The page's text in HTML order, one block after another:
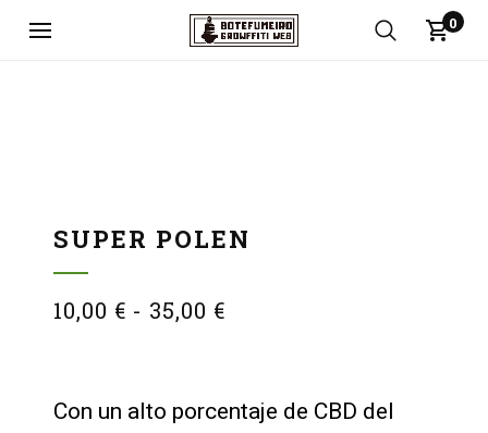
0
SUPER POLEN
10,00 € - 35,00 €
Con un alto porcentaje de CBD del